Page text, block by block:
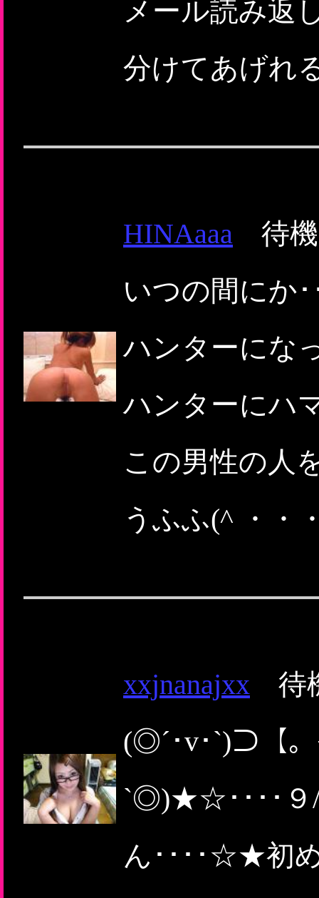
メール読み返
分けてあげれ
HINAaaa 待機
いつの間にか
ハンターにな
ハンターにハ
この男性の人
うふふ(^ ・・
xxjnanajxx 待
(◎´･v･`)⊃【。
`◎)★☆････９/
ん････☆★初